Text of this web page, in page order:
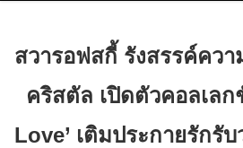
สวารอฟสกี้ รังสรรค์คว
คริสตัล เปิดตัวคอลเลก
Love’ เติมประกายรักรั